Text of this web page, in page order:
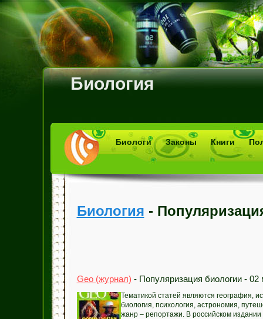
Биология
Биологи Законы Книги
Биология -
Geo (журнал) - Популяризация биологии - 02
Тематикой статей являются география,
биология, психология, астрономия,
жанр – репортажи. В российском